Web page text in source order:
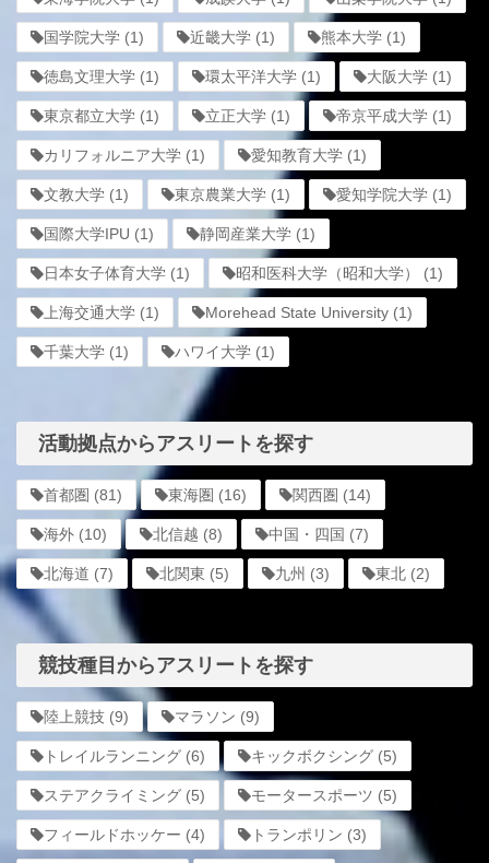
国学院大学 (1) 近畿大学 (1) 熊本大学 (1)
徳島文理大学 (1) 環太平洋大学 (1) 大阪大学 (1)
東京都立大学 (1) 立正大学 (1) 帝京平成大学 (1)
カリフォルニア大学 (1) 愛知教育大学 (1)
文教大学 (1) 東京農業大学 (1) 愛知学院大学 (1)
国際大学IPU (1) 静岡産業大学 (1)
日本女子体育大学 (1) 昭和医科大学（昭和大学） (1)
上海交通大学 (1) Morehead State University (1)
千葉大学 (1) ハワイ大学 (1)
活動拠点からアスリートを探す
首都圏 (81) 東海圏 (16) 関西圏 (14)
海外 (10) 北信越 (8) 中国・四国 (7)
北海道 (7) 北関東 (5) 九州 (3) 東北 (2)
競技種目からアスリートを探す
陸上競技 (9) マラソン (9)
トレイルランニング (6) キックボクシング (5)
ステアクライミング (5) モータースポーツ (5)
フィールドホッケー (4) トランポリン (3)